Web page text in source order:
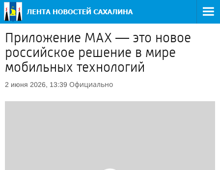
Приложение MAX — это новое
российское решение в мире
мобильных технологий
2 июня 2026, 13:39 Официально